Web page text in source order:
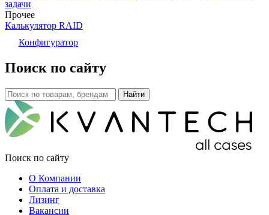
задачи
Прочее
Калькулятор RAID
Конфигуратор
Поиск по сайту
Поиск по сайту
О Компании
Оплата и доставка
Лизинг
Вакансии